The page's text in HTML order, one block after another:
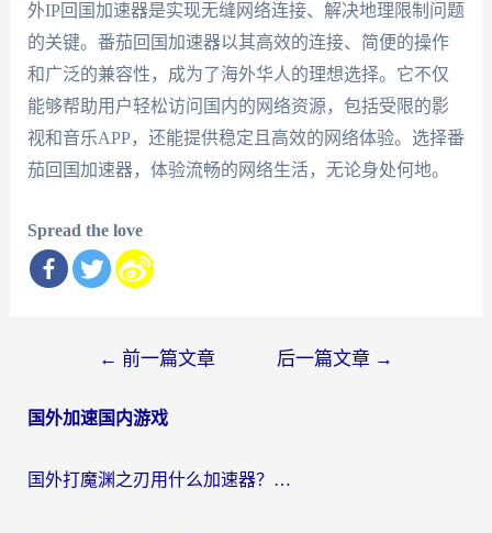
外IP回国加速器是实现无缝网络连接、解决地理限制问题
的关键。番茄回国加速器以其高效的连接、简便的操作
和广泛的兼容性，成为了海外华人的理想选择。它不仅
能够帮助用户轻松访问国内的网络资源，包括受限的影
视和音乐APP，还能提供稳定且高效的网络体验。选择番
茄回国加速器，体验流畅的网络生活，无论身处何地。
Spread the love
导
← 前一篇文章 后一篇文章 →
国外加速国内游戏
国外打魔渊之刃用什么加速器？2026海外玩家国服游戏加速全攻略（附闪耀暖暖&复苏的魔女避坑指南）